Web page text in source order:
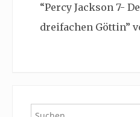
“Percy Jackson 7-
dreifachen Göttin”
Suchen